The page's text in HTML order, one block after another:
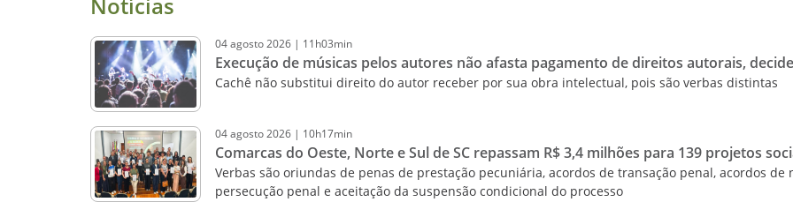
04agosto2026 | 11h03min
Execução de músicas pelos autores não afasta pagamento de direitos autorais, decide
Cachê não substitui direito do autor receber por sua obra intelectual, pois são verbas distintas
04agosto2026 | 10h17min
Comarcas do Oeste, Norte e Sul de SC repassam R$ 3,4 milhões para 139 projetos
Verbas são oriundas de penas de prestação pecuniária, acordos de transação penal, acordos de
persecução penal e aceitação da suspensão condicional do processo